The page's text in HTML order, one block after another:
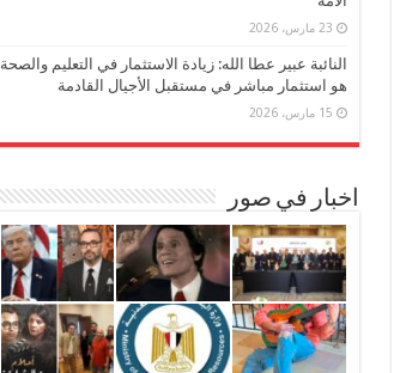
23 مارس، 2026
النائبة عبير عطا الله: زيادة الاستثمار في التعليم والصحة
هو استثمار مباشر في مستقبل الأجيال القادمة
15 مارس، 2026
اخبار في صور